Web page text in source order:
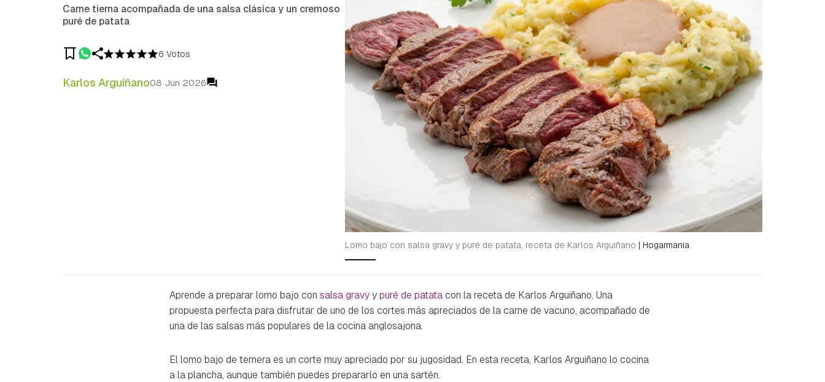
Carne tierna acompañada de una salsa clásica y un cremoso
puré de patata
6 Votos
Karlos Arguiñano08 Jun 2026
Lomo bajo con salsa gravy y puré de patata, receta de Karlos Arguiñano | Hogarmania
Aprende a preparar lomo bajo con salsa gravyypuré de patatacon la receta de Karlos Arguiñano. Una
propuesta perfecta para disfrutar de uno de los cortes más apreciados de la carne de vacuno, acompañado de
una de las salsas más populares de la cocina anglosajona.
El lomo bajo de ternera es un corte muy apreciado por su jugosidad. En esta receta, Karlos Arguiñano lo cocina
a la plancha, aunque también puedes prepararlo en una sartén.